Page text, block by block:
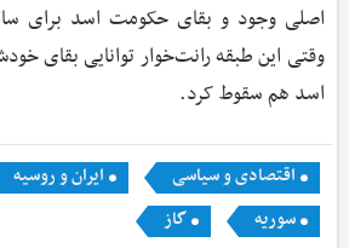
اصلی وجود و بقای حکومت اسد برای
وقتی این طبقه رانت‌خوار توانایی بقای
اسد هم سقوط کرد.
اقتصادی و سیاسی ایران و روسیه
سوریه
گاز